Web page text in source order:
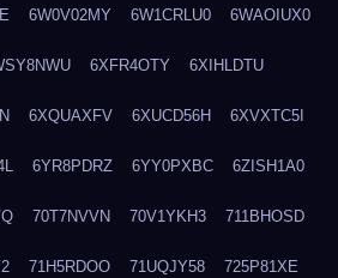
6W0V02MY 6W1CRLU0 6WAOIUX0
6XFR4OTY 6XIHLDTU
6XQUAXFV 6XUCD56H 6XVXTC5I
6YR8PDRZ 6YY0PXBC 6ZISH1A0
70T7NVVN 70V1YKH3 711BHOSD
71H5RDOO 71UQJY58 725P81XE